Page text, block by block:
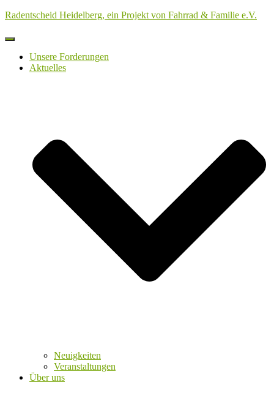
Radentscheid Heidelberg, ein Projekt von Fahrrad & Familie e.V.
Navigation
umschaltenUnsere Forderungen
Aktuelles
Neuigkeiten
Veranstaltungen
Über uns